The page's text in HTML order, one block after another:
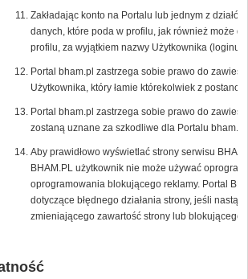
Zakładając konto na Portalu lub jednym z
danych, które poda w profilu, jak również może
profilu, za wyjątkiem nazwy Użytkownika
Portal bham.pl zastrzega sobie prawo do
Użytkownika, który łamie którekolwiek z
Portal bham.pl zastrzega sobie prawo do
zostaną uznane za szkodliwe dla Portalu bham.pl.
Aby prawidłowo wyświetlać strony serwisu
BHAM.PL użytkownik nie może używać
oprogramowania blokującego reklamy. Portal
dotyczące błędnego działania strony, jeśli
zmieniającego zawartość strony lub blokującego